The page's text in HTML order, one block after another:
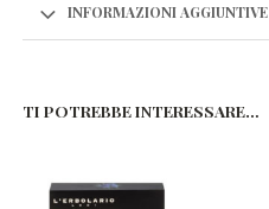
INFORMAZIONI AGGIUNTIVE
TI POTREBBE INTERESSARE…